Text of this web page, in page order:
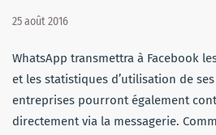
25 août 2016
WhatsApp transmettra à Facebook
et les statistiques d’utilisation de
entreprises pourront également
directement via la messagerie.